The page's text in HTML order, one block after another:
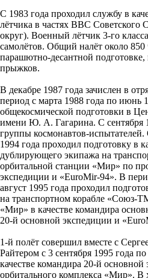
С 1983 года проходил службу в
лётчика в частях ВВС Советского
округ). Военный лётчик 3-го
самолётов. Общий налёт около 850
парашютно-десантной
прыжков.
В декабре 1987 года зачислен в
период с марта 1988 года по июнь
общекосмической подготовки в
имени Ю. А. Гагарина. С сентября
группы космонавтов-испытателей.
1994 года проходил подготовку в
дублирующего экипажа на
орбитальной станции «Мир» по
экспедиции и «EuroMir-94». В
август 1995 года проходил
на транспортном корабле «Союз-
«Мир» в качестве командира
20-й основной экспедиции и
1-й полёт совершил вместе с
Райтером с 3 сентября 1995 года
качестве командира 20-й
орбитального комплекса «Мир». В